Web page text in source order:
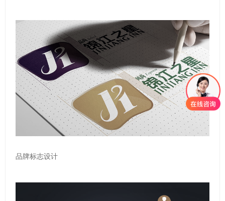
品牌标志设计